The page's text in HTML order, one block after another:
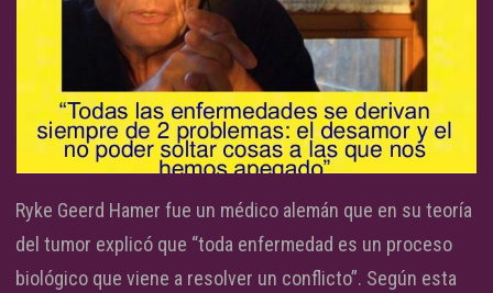
Ryke Geerd Hamer fue un médico alemán que en su teoría
del tumor explicó que “toda enfermedad es un proceso
biológico que viene a resolver un conflicto”. Según esta